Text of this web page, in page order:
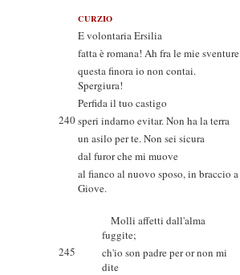
CURZIO
E volontaria Ersilia
fatta è romana! Ah fra le mie sventure
questa finora io non contai.
Spergiura!
Perfida il tuo castigo
240speri indarno evitar. Non ha la terra
un asilo per te. Non sei sicura
dal furor che mi muove
al fianco al nuovo sposo, in braccio a
Giove.
Molli affetti dall'alma
fuggite;
245
ch'io son padre per or non mi
dite